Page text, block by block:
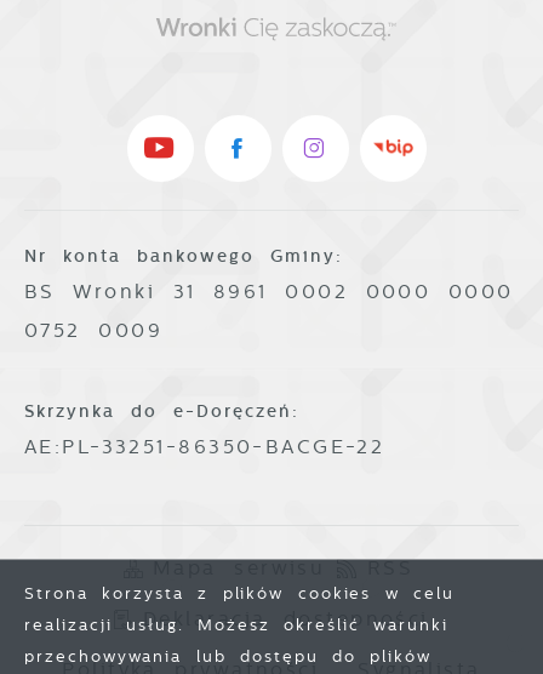
Nr konta bankowego Gminy:
BS Wronki 31 8961 0002 0000 0000
0752 0009
Skrzynka do e-Doręczeń:
AE:PL-33251-86350-BACGE-22
Mapa serwisu RSS
Deklaracja dostępności
Strona korzysta z plików cookies w celu
realizacji usług. Możesz określić warunki
przechowywania lub dostępu do plików